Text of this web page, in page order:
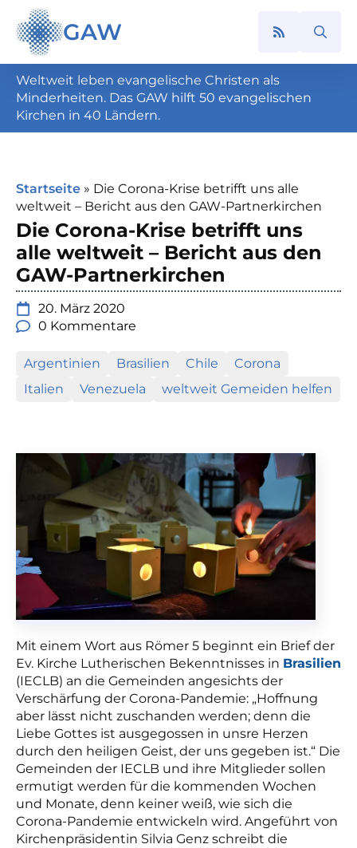
GAW
Search
Weltweit leben evangelische Christen als
Minderheiten. Das GAW hilft 50 evangelischen
Kirchen in 40 Ländern.
Startseite » Die Corona-Krise betrifft uns alle
weltweit – Bericht aus den GAW-Partnerkirchen
Die Corona-Krise betrifft uns
alle weltweit – Bericht aus den
GAW-Partnerkirchen
20. März 2020
0 Kommentare
Argentinien Brasilien Chile
Corona
Italien
Venezuela weltweit Gemeiden helfen
Mit einem Wort aus Römer 5 beginnt ein Brief der
Ev. Kirche Lutherischen Bekenntnisses in Brasilien
(IECLB) an die Gemeinden angesichts der
Verschärfung der Corona-Pandemie: „Hoffnung
aber lässt nicht zuschanden werden; denn die
Liebe Gottes ist ausgegossen in unsre Herzen
durch den heiligen Geist, der uns gegeben ist.“ Die
Gemeinden der IECLB und ihre Mitglieder sollen
ermutigt werden für die kommenden Wochen
und Monate, denn keiner weiß, wie sich die
Corona-Pandemie entwickeln wird. Angeführt von
Kirchenpräsidentin Silvia Genz schreibt die